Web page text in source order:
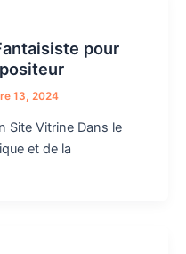
pour
13, 2024
Site Vitrine Dans le
et de la